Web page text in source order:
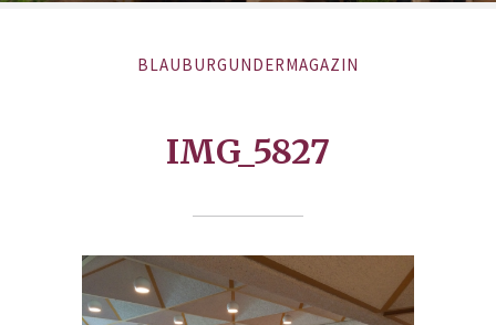
BLAUBURGUNDERMAGAZIN
IMG_5827